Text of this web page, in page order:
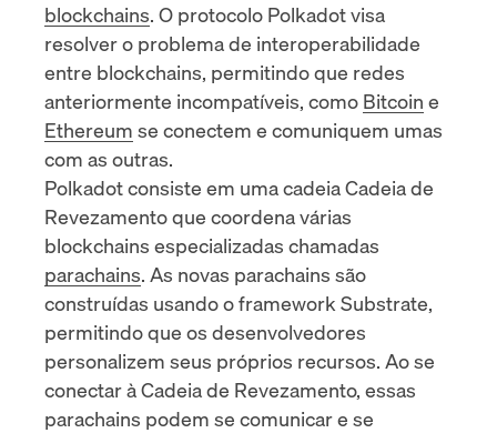
blockchains. O protocolo Polkadot visa
resolver o problema de interoperabilidade
entre blockchains, permitindo que redes
anteriormente incompatíveis, como Bitcoin e
Ethereum se conectem e comuniquem umas
com as outras.
Polkadot consiste em uma cadeiaCadeia de
Revezamentoque coordena várias
blockchains especializadas chamadas
parachains. As novas parachains são
construídas usando o framework Substrate,
permitindo que os desenvolvedores
personalizem seus próprios recursos. Ao se
conectar à Cadeia de Revezamento, essas
parachains podem se comunicar e se